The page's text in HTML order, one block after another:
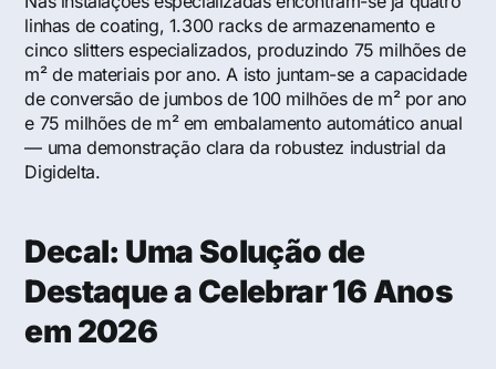
linhas de coating, 1.300 racks de armazenamento e
cinco slitters especializados, produzindo 75 milhões de
m² de materiais por ano. A isto juntam-se a capacidade
de conversão de jumbos de 100 milhões de m² por ano
e 75 milhões de m² em embalamento automático anual
— uma demonstração clara da robustez industrial da
Digidelta.
Decal: Uma Solução de
Destaque a Celebrar 16 Anos
em 2026